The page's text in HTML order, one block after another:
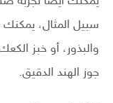
سبيل المثال، يمكنك
والبذور، أو خبز
جوز الهند الدقيق.